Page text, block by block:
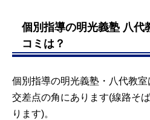
個別指導の明光義塾 八代
コミは？
個別指導の明光義塾・八代教室
交差点の角にあります(線路そ
ります)。